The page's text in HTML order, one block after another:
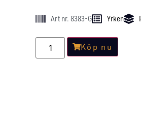
Art nr. 8383-G Yrken
Köp nu